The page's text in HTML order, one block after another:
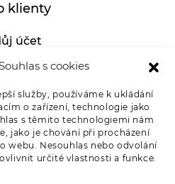
s cookies
služby, používáme k ukládání
o zařízení, technologie jako
s těmito technologiemi nám
jako je chování při procházení
webu. Nesouhlas nebo odvolání
určité vlastnosti a funkce.
klienty
účet
podmínky &
řád OSMONT